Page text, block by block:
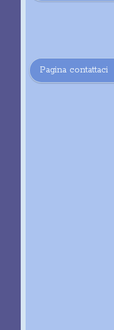
Pagina contattaci